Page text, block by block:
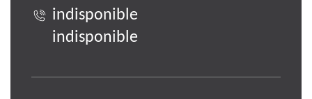
indisponible
indisponible